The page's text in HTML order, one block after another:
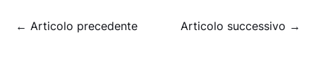
← Articolo precedente Articolo successivo →